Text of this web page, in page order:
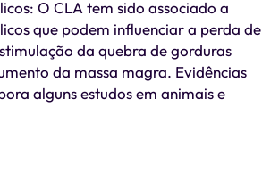
O CLA tem sido associado a
que podem influenciar a perda de
da quebra de gorduras
da massa magra. Evidências
alguns estudos em animais e